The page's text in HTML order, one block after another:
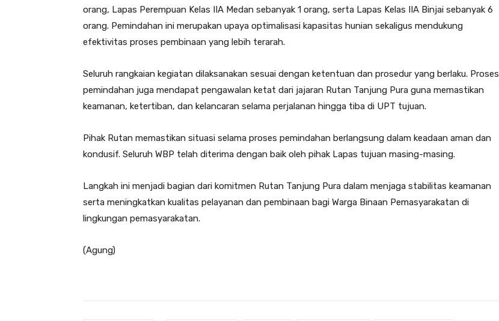
orang, Lapas Perempuan Kelas IIA Medan sebanyak 1 orang, serta Lapas Kelas IIA Binjai sebanyak 6
orang. Pemindahan ini merupakan upaya optimalisasi kapasitas hunian sekaligus mendukung
efektivitas proses pembinaan yang lebih terarah.
Seluruh rangkaian kegiatan dilaksanakan sesuai dengan ketentuan dan prosedur yang berlaku. Proses
pemindahan juga mendapat pengawalan ketat dari jajaran Rutan Tanjung Pura guna memastikan
keamanan, ketertiban, dan kelancaran selama perjalanan hingga tiba di UPT tujuan.
Pihak Rutan memastikan situasi selama proses pemindahan berlangsung dalam keadaan aman dan
kondusif. Seluruh WBP telah diterima dengan baik oleh pihak Lapas tujuan masing-masing.
Langkah ini menjadi bagian dari komitmen Rutan Tanjung Pura dalam menjaga stabilitas keamanan
serta meningkatkan kualitas pelayanan dan pembinaan bagi Warga Binaan Pemasyarakatan di
lingkungan pemasyarakatan.
(Agung)